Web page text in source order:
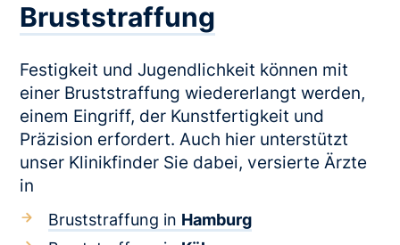
Bruststraffung
Festigkeit und Jugendlichkeit können mit
einer Bruststraffung wiedererlangt werden,
einem Eingriff, der Kunstfertigkeit und
Präzision erfordert. Auch hier unterstützt
unser Klinikfinder Sie dabei, versierte Ärzte
in
Bruststraffung in Hamburg